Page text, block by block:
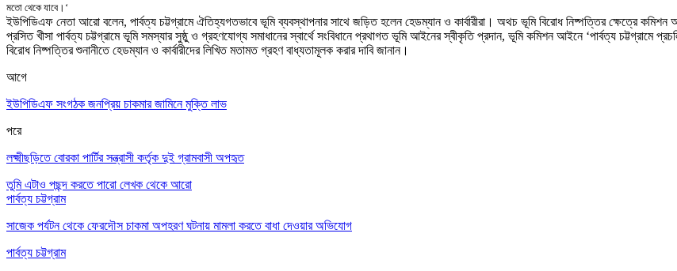
মতো থেকে যাবে । ‘
ইউপিডিএফ নেতা আরো বলেন, পার্বত্য চট্টগ্রামে ঐতিহ্যগতভাবে ভূমি ব্যবস্থাপনার সাথে জড়িত হলেন হেডম্যান ও কার্বারীরা । অথচ ভূমি বিরোধ নিষ্পত্তিরক্ষেত্রে কমিশন
প্রসিত খীসা পার্বত্য চট্টগ্রামে ভূমি সমস্যার সুষ্ঠু ও গ্রহণযোগ্য সমাধানের স্বার্থে সংবিধানে প্রথাগত ভূমি আইনের স্বীকৃতি প্রদান, ভূমি কমিশন আইনে ‘পার্বত্য চট্টগ্রামে
বিরোধ নিষ্পত্তির শুনানীতে হেডম্যান ও কার্বারীদের লিখিত মতামত গ্রহণ বাধ্যতামূলক করার দাবি জানান।
আগে
ইউপিডিএফ সংগঠক জনপ্রিয় চাকমার জামিনে মুক্তি লাভ
পরে
লক্ষ্মীছড়িতে বোরকা পার্টির সন্ত্রাসী কর্তৃক দুই গ্রামবাসী অপহৃত
তুমি এটাও পছন্দ করতে পারো লেখক থেকে আরো
পার্বত্য চট্টগ্রাম
সাজেক পর্যটন থেকে ফেরদৌস চাকমা অপহরণ ঘটনায় মামলা করতে বাধা দেওয়ার অভিযোগ
পার্বত্য চট্টগ্রাম